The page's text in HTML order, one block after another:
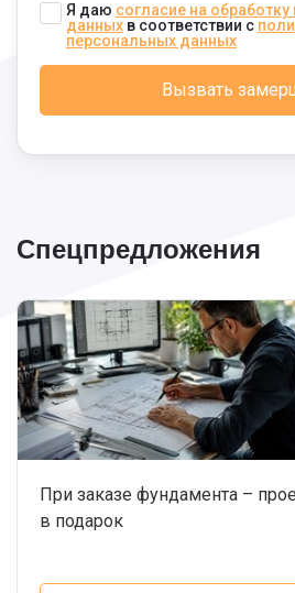
Я даю согласие на
данных в соответствии с
персональных данных
Спецпредложения
При заказе фундамента –
в подарок